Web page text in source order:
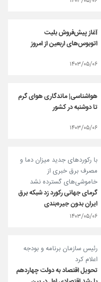
آغاز پیش‌فروش بلیت
اتوبوس‌های اربعین از امروز
۱۴۰۳/۰۵/۰۶
هواشناسی| ماندگاری هوای گرم
تا دوشنبه در کشور
۱۴۰۳/۰۵/۰۶
با رکوردهای جدید میزان دما و
مصرف برق خبری از
خاموشی‌های گسترده نشد
گرمای جهانی رکورد زد شبکه برق
ایران بدون جیره‌بندی
۱۴۰۳/۰۵/۰۶
رئیس سازمان برنامه و بودجه
اعلام کرد
تحویل اقتصاد به دولت چهاردهم